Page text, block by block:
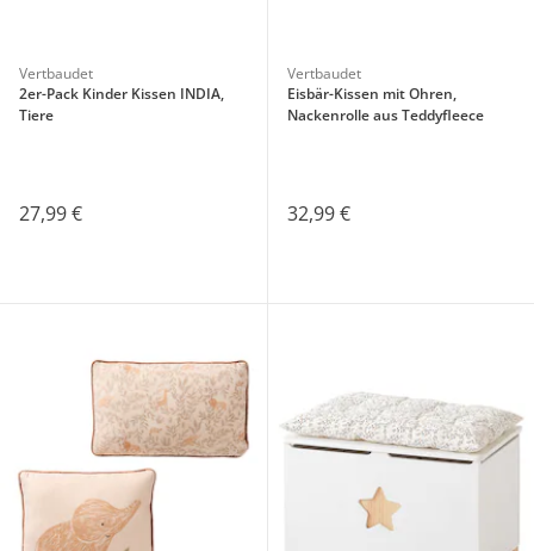
Vertbaudet
2er-Pack Kinder Kissen INDIA,
Tiere
27,99 €
Vertbaudet
Eisbär-Kissen mit Ohren,
Nackenrolle aus Teddyfleece
32,99 €